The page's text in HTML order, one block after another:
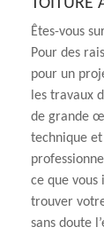
TOITURE
Êtes-vous
Pour des
pour un
les travaux
de grande
technique et
ce que vous
trouver
sans doute